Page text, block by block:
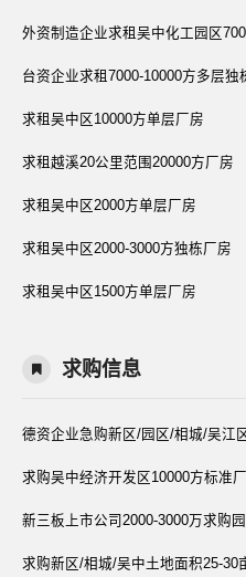
外资制造企业求租吴中化工园区
台资企业求租7000-10000方多层独
求租吴中区10000方单层厂房
求租越溪20公里范围20000方厂房
求租吴中区2000方单层厂房
求租吴中区2000-3000方独栋厂房
求租吴中区1500方单层厂房
求购信息
德资企业急购新区/园区/相城/吴江
求购吴中经济开发区10000方标准
新三板上市公司2000-3000万求购
求购新区/相城/吴中土地面积25-30